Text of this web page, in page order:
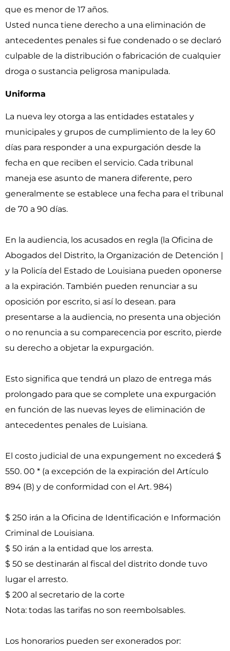
que es menor de 17 años.
Usted nunca tiene derecho a una eliminación de
antecedentes penales si fue condenado o se declaró
culpable de la distribución o fabricación de cualquier
droga o sustancia peligrosa manipulada.
Uniforma
La nueva ley otorga a las entidades estatales y
municipales y grupos de cumplimiento de la ley 60
días para responder a una expurgación desde la
fecha en que reciben el servicio. Cada tribunal
maneja ese asunto de manera diferente, pero
generalmente se establece una fecha para el tribunal
de 70 a 90 días.
En la audiencia, los acusados ​​en regla (la Oficina de
Abogados del Distrito, la Organización de Detención |
y la Policía del Estado de Louisiana pueden oponerse
a la expiración. También pueden renunciar a su
oposición por escrito, si así lo desean. para
presentarse a la audiencia, no presenta una objeción
o no renuncia a su comparecencia por escrito, pierde
su derecho a objetar la expurgación.
Esto significa que tendrá un plazo de entrega más
prolongado para que se complete una expurgación
en función de las nuevas leyes de eliminación de
antecedentes penales de Luisiana.
El costo judicial de una expungement no excederá $
550. 00 * (a excepción de la expiración del Artículo
894 (B) y de conformidad con el Art. 984)
$ 250 irán a la Oficina de Identificación e Información
Criminal de Louisiana.
$ 50 irán a la entidad que los arresta.
$ 50 se destinarán al fiscal del distrito donde tuvo
lugar el arresto.
$ 200 al secretario de la corte
Nota: todas las tarifas no son reembolsables.
Los honorarios pueden ser exonerados por: